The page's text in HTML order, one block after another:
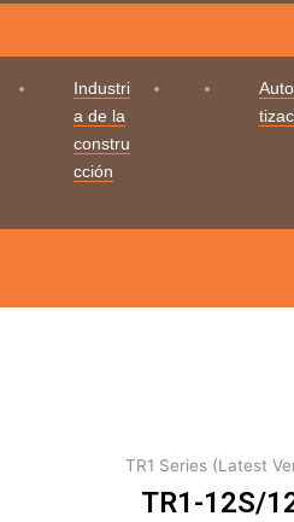
Industri
a de la
constru
cción
TR1 Series (Latest
TR1-12S/